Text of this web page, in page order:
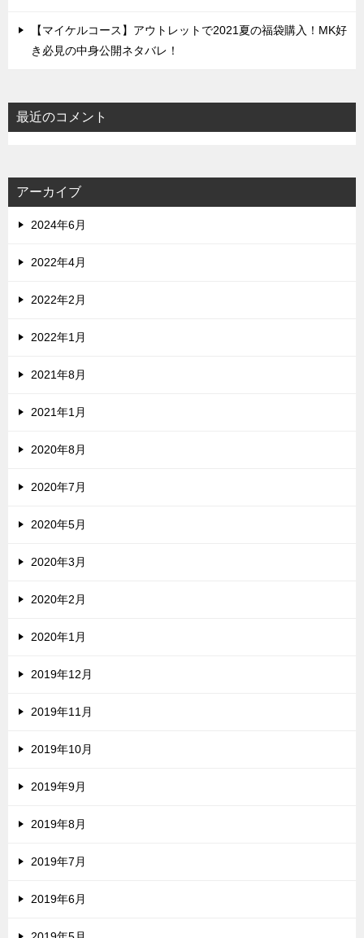
【マイケルコース】アウトレットで2021夏の福袋購入！MK好
き必見の中身公開ネタバレ！
最近のコメント
アーカイブ
2024年6月
2022年4月
2022年2月
2022年1月
2021年8月
2021年1月
2020年8月
2020年7月
2020年5月
2020年3月
2020年2月
2020年1月
2019年12月
2019年11月
2019年10月
2019年9月
2019年8月
2019年7月
2019年6月